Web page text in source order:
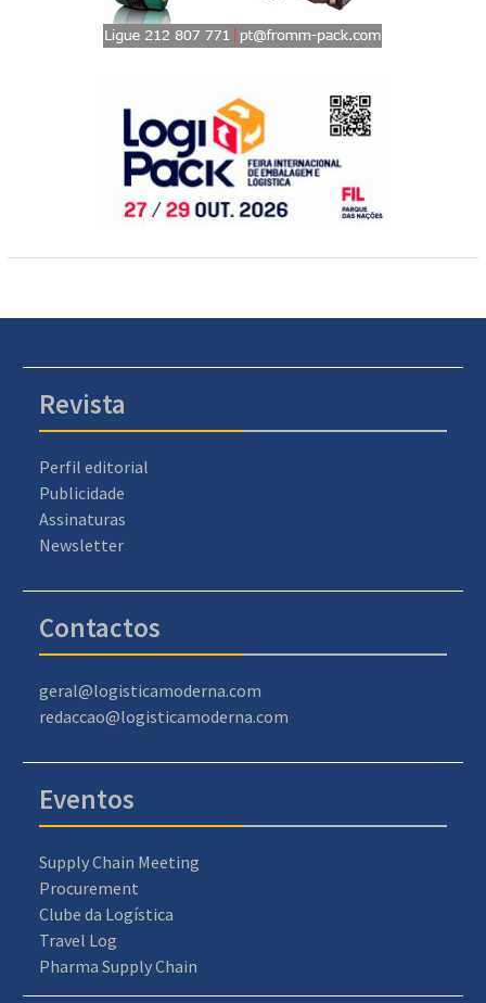
Revista
Perfil editorial
Publicidade
Assinaturas
Newsletter
Contactos
geral@logisticamoderna.com
redaccao@logisticamoderna.com
Eventos
Supply Chain Meeting
Procurement
Clube da Logística
Travel Log
Pharma Supply Chain